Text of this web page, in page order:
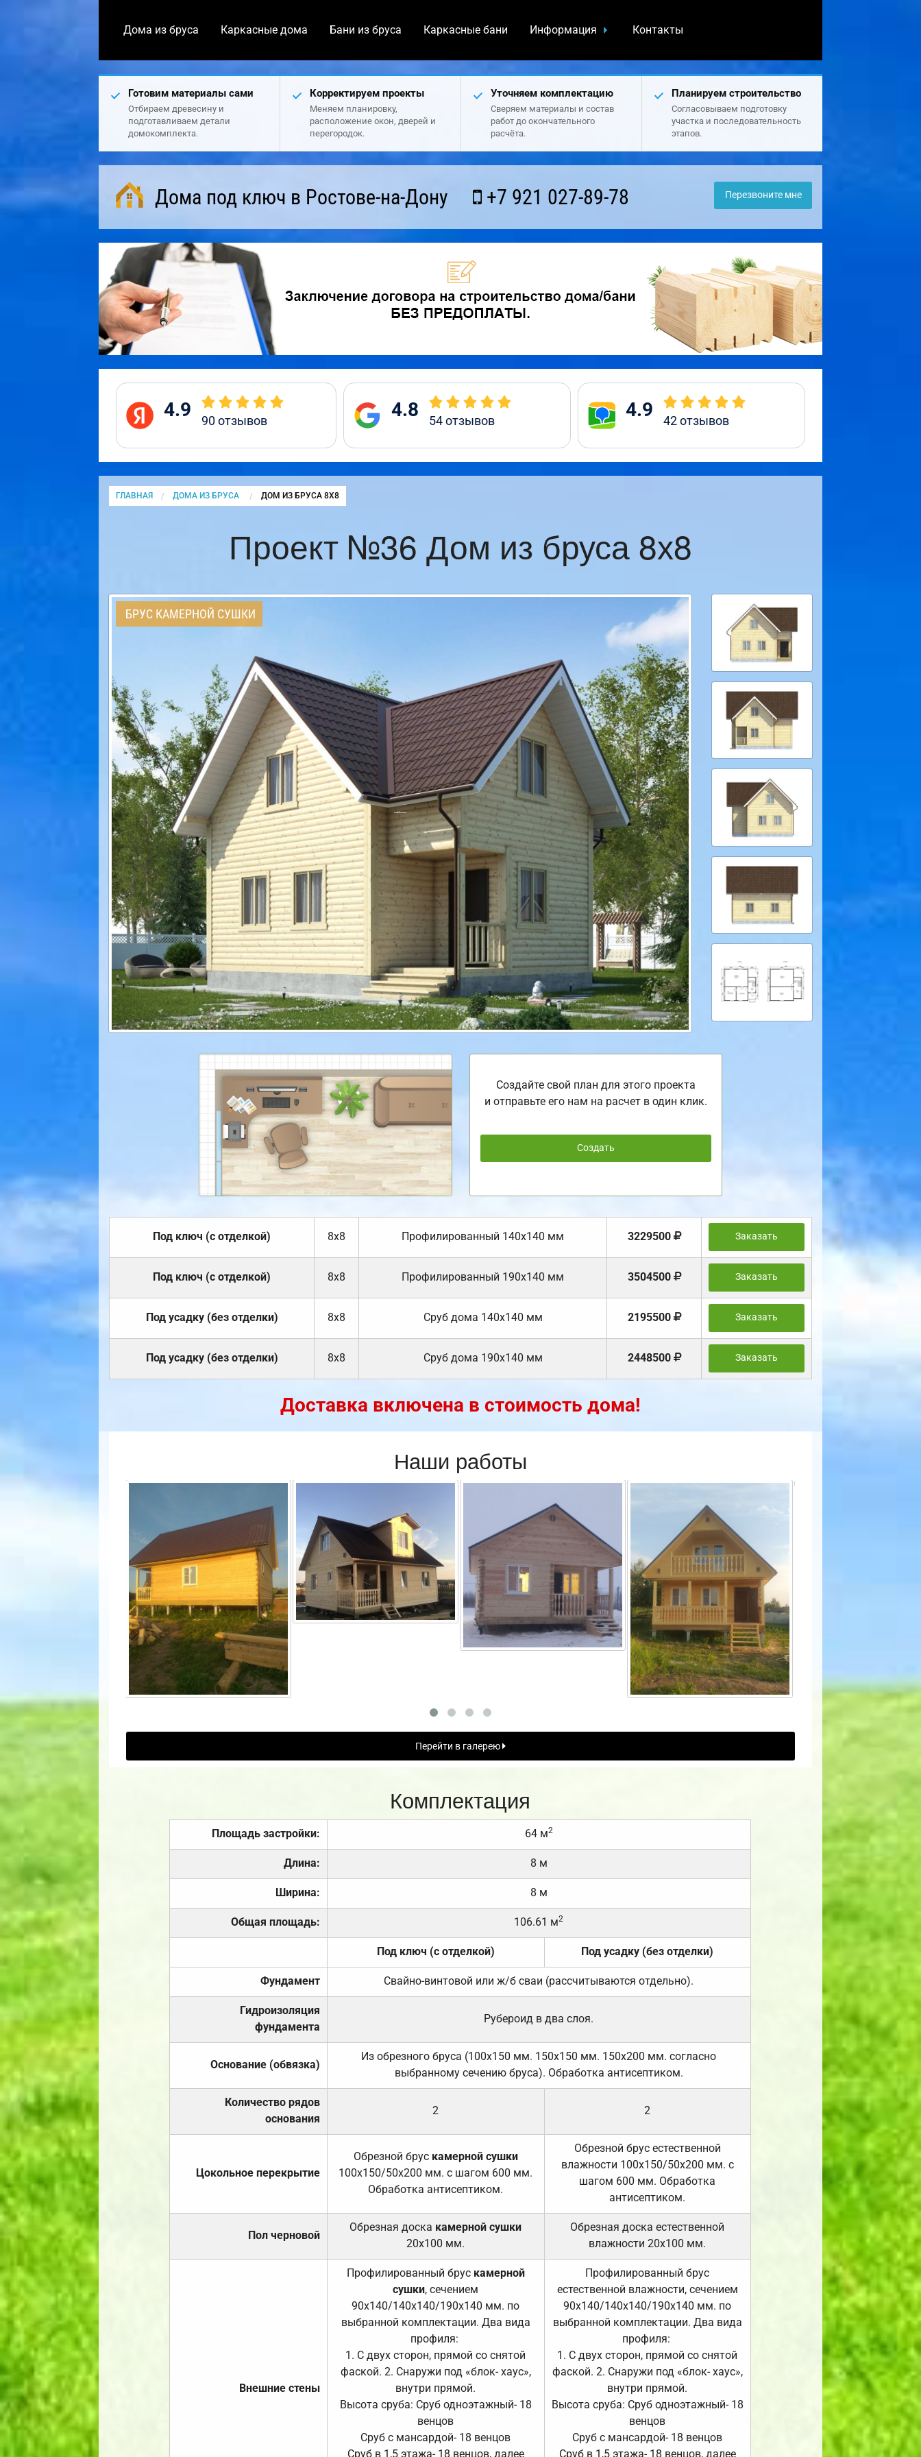
Дома из бруса Каркасные дома Бани из бруса Каркасные бани Информация Контакты
Готовим материалы сами
Отбираем древесину и
подготавливаем детали
домокомплекта.
Корректируем проекты
Меняем планировку,
расположение окон, дверей и
перегородок.
Уточняем комплектацию
Сверяем материалы и состав
работ до окончательного
расчёта.
Планируем строительство
Согласовываем подготовку
участка и последовательность
этапов.
Дома под ключ в Ростове-на-Дону +7 921 027-89-78 Перезвоните мне
4.9 90отзывов 4.8 54отзывов 4.9 42отзывов
ГЛАВНАЯ ДОМА ИЗ БРУСА CURRENT:
ДОМ ИЗ БРУСА 8Х8
Проект №36 Дом из бруса 8х8
БРУС КАМЕРНОЙ СУШКИ
Создайте свой план для этого проекта
и отправьте его нам на расчет в один клик.
Создать
Под ключ (с отделкой) 8х8 Профилированный 140х140 мм 3229500 Заказать
Под ключ (с отделкой) 8х8 Профилированный 190х140 мм 3504500 Заказать
Под усадку (без отделки) 8х8 Cруб дома 140х140 мм 2195500 Заказать
Под усадку (без отделки) 8х8 Cруб дома 190х140 мм 2448500 Заказать
Доставка включена в стоимость дома!
Наши работы
Перейти в галерею
Комплектация
Площадь застройки: 64 м2
Длина: 8 м
Ширина: 8 м
Общая площадь: 106.61 м2
Под ключ (с отделкой) Под усадку (без отделки)
Фундамент Свайно-винтовой или ж/б сваи (рассчитываются отдельно).
Гидроизоляция
фундамента
Рубероид в два слоя.
Основание (обвязка)
Из обрезного бруса (100х150 мм. 150х150 мм. 150х200 мм. согласно
выбранному сечению бруса). Обработка антисептиком.
Количество рядов
основания
2 2
Цокольное перекрытие
Обрезной брус камерной сушки
100х150/50х200 мм. с шагом 600 мм.
Обработка антисептиком.
Обрезной брус естественной
влажности 100х150/50х200 мм. с
шагом 600 мм. Обработка
антисептиком.
Пол черновой
Обрезная доска камерной сушки
20х100 мм.
Обрезная доска естественной
влажности 20х100 мм.
Внешние стены
Профилированный брус камерной
сушки, сечением
90х140/140х140/190х140 мм. по
выбранной комплектации. Два вида
профиля:
1. С двух сторон, прямой со снятой
фаской. 2. Снаружи под «блок- хаус»,
внутри прямой.
Высота сруба: Сруб одноэтажный- 18
венцов
Сруб с мансардой- 18 венцов
Сруб в 1,5 этажа- 18 венцов, далее
Профилированный брус
естественной влажности, сечением
90х140/140х140/190х140 мм. по
выбранной комплектации. Два вида
профиля:
1. С двух сторон, прямой со снятой
фаской. 2. Снаружи под «блок- хаус»,
внутри прямой.
Высота сруба: Сруб одноэтажный- 18
венцов
Сруб с мансардой- 18 венцов
Сруб в 1,5 этажа- 18 венцов, далее